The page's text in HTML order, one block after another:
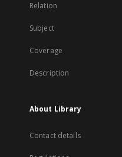
Relation
Subject
Coverage
Description
About Library
Contact details